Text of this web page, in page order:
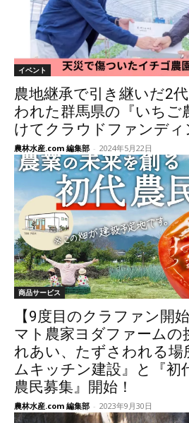
イベント
農地継承で引き継いだ2
われた群馬県の『いちご
けてクラウドファンディ
農林水産.com 編集部 - 2024年5月22日
商品サービス
【9度目のクラファン開
マト農家ヨダファームの
れあい、たずさわれる場
ムキッチン建設』と『初
農民募集』開始！
農林水産.com 編集部 - 2023年9月30日